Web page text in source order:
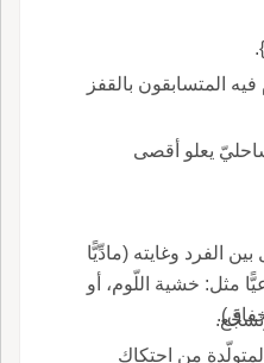
المتسابقون بالقفز
يعلو أقصى
الفرد وغايته (مادِّيًّا
مثل: خشية اللّوم، أو
من احتكاك